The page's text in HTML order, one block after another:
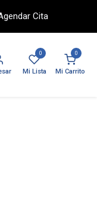
Cita
0
Mi Lista
0
Mi Carrito